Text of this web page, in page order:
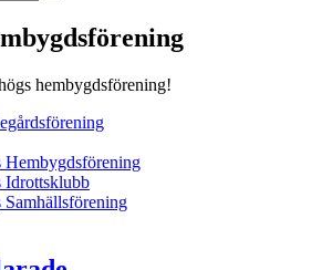
hembygdsförening!
Hembygdsförening
Idrottsklubb
Samhällsförening